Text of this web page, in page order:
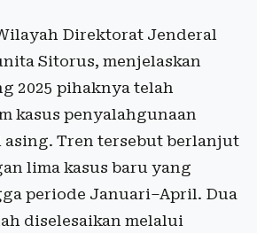
Direktorat Jenderal
Sitorus, menjelaskan
2025 pihaknya telah
kasus penyalahgunaan
asing. Tren tersebut berlanjut
lima kasus baru yang
periode Januari–April. Dua
diselesaikan melalui